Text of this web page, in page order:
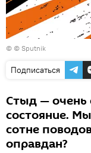
© © Sputnik
Подписаться
Стыд — очень
состояние.
сотне
оправдан?